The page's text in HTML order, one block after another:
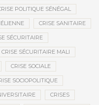
POLITIQUE SÉNÉGAL
CRISE SANITAIRE
SÉCURITAIRE
CRISE SÉCURITAIRE MALI
CRISE SOCIALE
SOCIOPOLITIQUE
CRISES